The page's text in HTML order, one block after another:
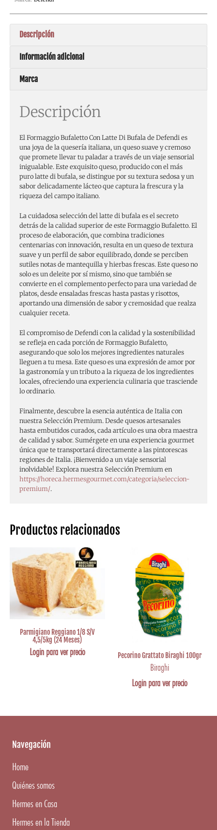
Productos relacionados
Parmigiano Reggiano 1/8 S/V
4,5/5kg (24 Meses)
Login para ver precio Pecorino Grattato Biraghi 100gr
Biraghi
Login para ver precio
Descripción
Información adicional
Marca
Descripción
El Formaggio Bufaletto Con Latte Di Bufala de Defendi es
una joya de la quesería italiana, un queso suave y cremoso
que promete llevar tu paladar a través de un viaje sensorial
inigualable. Este exquisito queso, producido con el más
puro latte di bufala, se distingue por su textura sedosa y un
sabor delicadamente lácteo que captura la frescura y la
riqueza del campo italiano.
La cuidadosa selección del latte di bufala es el secreto
detrás de la calidad superior de este Formaggio Bufaletto. El
proceso de elaboración, que combina tradiciones
centenarias con innovación, resulta en un queso de textura
suave y un perfil de sabor equilibrado, donde se perciben
sutiles notas de mantequilla y hierbas frescas. Este queso no
solo es un deleite por sí mismo, sino que también se
convierte en el complemento perfecto para una variedad de
platos, desde ensaladas frescas hasta pastas y risottos,
aportando una dimensión de sabor y cremosidad que realza
cualquier receta.
El compromiso de Defendi con la calidad y la sostenibilidad
se refleja en cada porción de Formaggio Bufaletto,
asegurando que solo los mejores ingredientes naturales
lleguen a tu mesa. Este queso es una expresión de amor por
la gastronomía y un tributo a la riqueza de los ingredientes
locales, ofreciendo una experiencia culinaria que trasciende
lo ordinario.
Finalmente, descubre la esencia auténtica de Italia con
nuestra Selección Premium. Desde quesos artesanales
hasta embutidos curados, cada artículo es una obra maestra
de calidad y sabor. Sumérgete en una experiencia gourmet
única que te transportará directamente a las pintorescas
regiones de Italia. ¡Bienvenido a un viaje sensorial
inolvidable! Explora nuestra Selección Premium en
https://horeca.hermesgourmet.com/categoria/seleccion-
premium/.
Navegación
Home
Quiénes somos
Hermes en Casa
Hermes en la Tienda